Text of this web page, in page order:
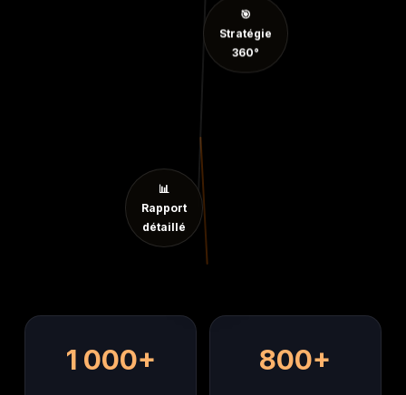
🎯
Stratégie
360°
📊
Rapport
détaillé
1 000+ 800+